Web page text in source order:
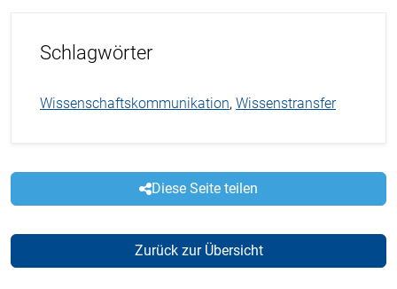
Schlagwörter
Wissenschaftskommunikation, Wissenstransfer
Diese Seite teilen
Zurück zur Übersicht